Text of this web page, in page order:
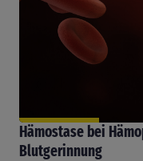
Hämostase bei
Blutgerinnung